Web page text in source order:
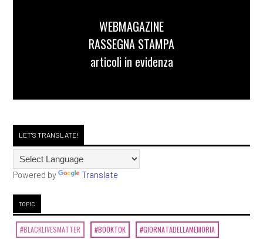
WEBMAGAZINE
RASSEGNA STAMPA
articoli in evidenza
LET'S TRANSLATE!
Powered by Translate
TOPIC
#BLACKLIVESMATTER #BOOKTOK #GIORNATADELLAMEMORIA